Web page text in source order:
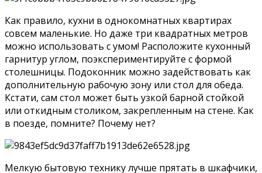
Как правило, кухни в однокомнатных квартирах
совсем маленькие. Но даже три квадратных метров
можно использовать с умом! Расположите кухонный
гарнитур углом, поэкспериментируйте с формой
столешницы. Подоконник можно задействовать как
дополнительную рабочую зону или стол для обеда.
Кстати, сам стол может быть узкой барной стойкой
или откидным столиком, закрепленным на стене. Как
в поезде, помните? Почему нет?
Мелкую бытовую технику лучше прятать в шкафчики,